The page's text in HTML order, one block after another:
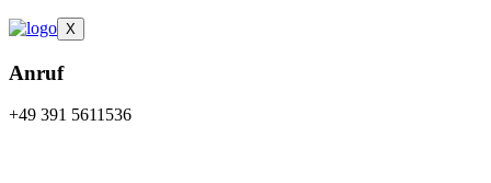
X
Anruf
+49 391 5611536